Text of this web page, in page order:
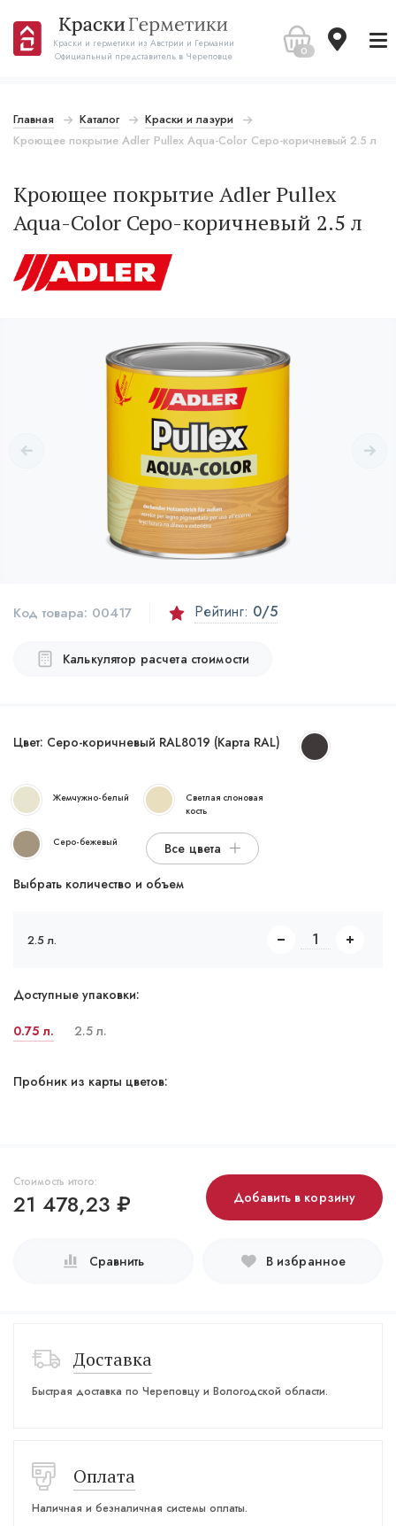
Краски и герметики из Австрии и Германии
Официальный представитель в Череповце
0
Главная Каталог
Краски и лазури
Кроющее покрытие Adler Pullex Aqua-Color Серо-коричневый 2.5 л
Кроющее покрытие Adler Pullex
Aqua-Color Серо-коричневый 2.5 л
Код товара: 00417 Рейтинг: 0/5
Калькулятор расчета стоимости
Цвет: Серо-коричневый RAL8019 (Карта RAL)
Жемчужно-белый
Светлая слоновая
кость
Серо-бежевый
Все цвета
Выбрать количество и объем
2.5 л.
Доступные упаковки:
0.75 л. 2.5 л.
Пробник из карты цветов:
Стоимость итого:
21 478,23 ₽ Добавить в корзину
Сравнить В избранное
Доставка
Быстрая доставка по Череповцу и Вологодской области.
Оплата
Наличная и безналичная системы оплаты.